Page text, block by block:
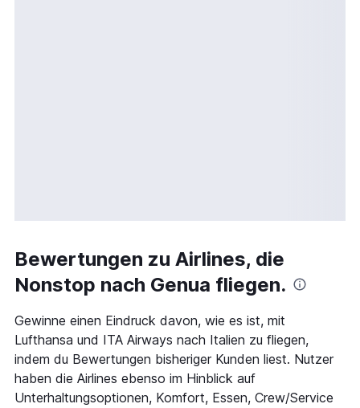
Bewertungen zu Airlines, die
Nonstop nach Genua fliegen.
Gewinne einen Eindruck davon, wie es ist, mit
Lufthansa und ITA Airways nach Italien zu fliegen,
indem du Bewertungen bisheriger Kunden liest. Nutzer
haben die Airlines ebenso im Hinblick auf
Unterhaltungsoptionen, Komfort, Essen, Crew/Service